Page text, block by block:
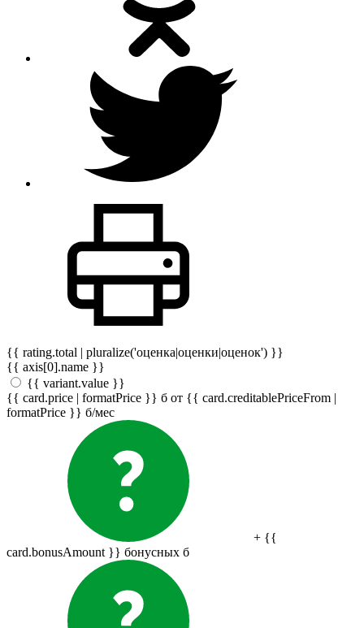
{{ rating.total | pluralize('оценка|оценки|оценок') }}
{{ axis[0].name }}
{{ variant.value }}
{{ card.price | formatPrice }} б от {{ card.creditablePriceFrom |
formatPrice }} б/мес
+ {{
card.bonusAmount }} бонусных б